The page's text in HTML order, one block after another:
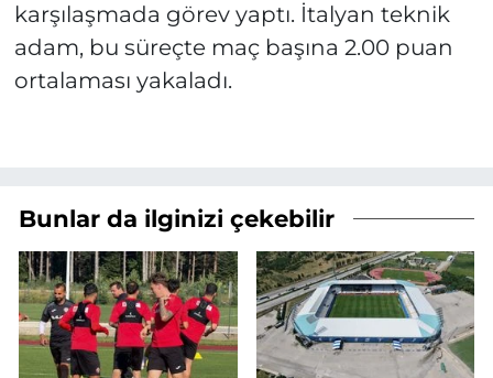
karşılaşmada görev yaptı. İtalyan teknik
adam, bu süreçte maç başına 2.00 puan
ortalaması yakaladı.
Bunlar da ilginizi çekebilir